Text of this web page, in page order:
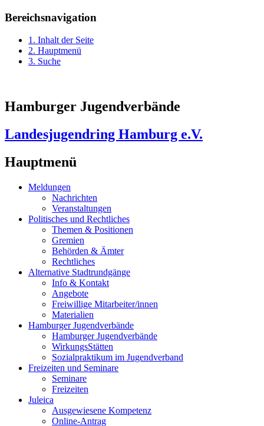
Bereichsnavigation
1. Inhalt der Seite
2. Hauptmenü
3. Suche
Hamburger Jugendverbände
Landesjugendring Hamburg e.V.
Hauptmenü
Meldungen
Nachrichten
Veranstaltungen
Politisches und Rechtliches
Themen & Positionen
Gremien
Behörden & Ämter
Rechtliches
Alternative Stadtrundgänge
Info & Kontakt
Angebote
Freiwillige Mitarbeiter/innen
Materialien
Hamburger Jugendverbände
Hamburger Jugendverbände
WirkungsStätten
Sozialpraktikum im Jugendverband
Freizeiten und Seminare
Seminare
Freizeiten
Juleica
Ausgewiesene Kompetenz
Online-Antrag